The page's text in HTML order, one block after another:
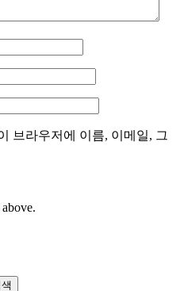
브라우저에 이름, 이메일, 그